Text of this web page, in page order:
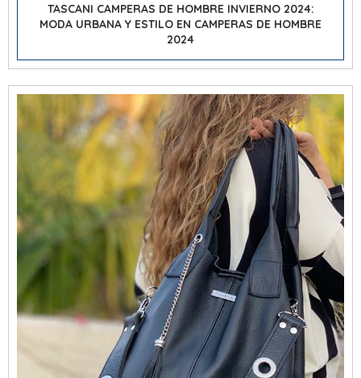
TASCANI CAMPERAS DE HOMBRE INVIERNO 2024:
MODA URBANA Y ESTILO EN CAMPERAS DE HOMBRE
2024